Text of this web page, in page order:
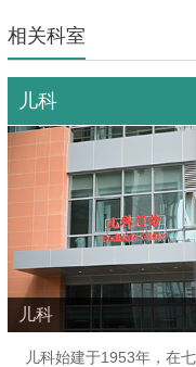
相关科室
儿科
儿科
儿科始建于1953年，在